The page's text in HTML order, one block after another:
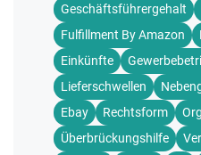
Geschäftsführergehalt
Fulfillment By Amazon
Einkünfte
Lieferschwellen
Ebay
Rechtsform
Überbrückungshilfe